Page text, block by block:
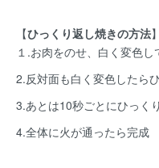
【ひっくり返し焼きの方法】
１.お肉をのせ、白く変色し
2.反対面も白く変色したら
3.あとは10秒ごとにひっく
4.全体に火が通ったら完成